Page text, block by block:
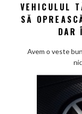
VEHICULUL
SĂ
DAR
Avem o veste